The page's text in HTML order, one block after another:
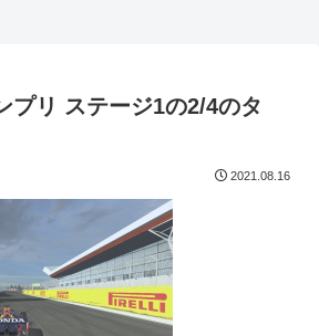
プリ ステージ1の2/4のタ
2021.08.16